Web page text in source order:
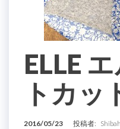
ELLE
トカッ
2016/05/23 投稿者: